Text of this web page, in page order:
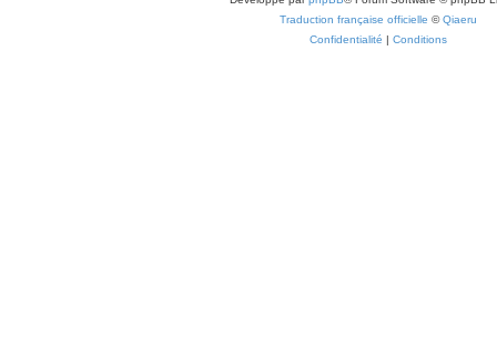
Traduction française officielle ©Qiaeru
Confidentialité | Conditions